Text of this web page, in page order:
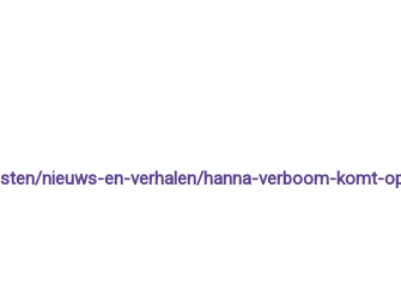
nieuws-en-verhalen/hanna-verboom-komt-